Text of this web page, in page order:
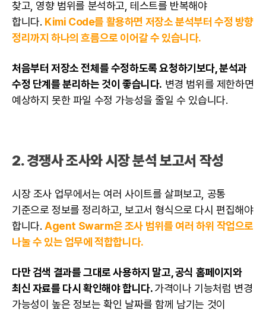
찾고, 영향 범위를 분석하고, 테스트를 반복해야
합니다. Kimi Code를 활용하면 저장소 분석부터 수정 방향
정리까지 하나의 흐름으로 이어갈 수 있습니다.
처음부터 저장소 전체를 수정하도록 요청하기보다, 분석과
수정 단계를 분리하는 것이 좋습니다. 변경 범위를 제한하면
예상하지 못한 파일 수정 가능성을 줄일 수 있습니다.
2. 경쟁사 조사와 시장 분석 보고서 작성
시장 조사 업무에서는 여러 사이트를 살펴보고, 공통
기준으로 정보를 정리하고, 보고서 형식으로 다시 편집해야
합니다. Agent Swarm은 조사 범위를 여러 하위 작업으로
나눌 수 있는 업무에 적합합니다.
다만 검색 결과를 그대로 사용하지 말고, 공식 홈페이지와
최신 자료를 다시 확인해야 합니다.가격이나 기능처럼 변경
가능성이 높은 정보는 확인 날짜를 함께 남기는 것이